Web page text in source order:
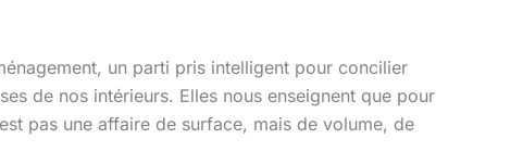
un parti pris intelligent pour concilier
de nos intérieurs. Elles nous enseignent que pour
pas une affaire de surface, mais de volume, de